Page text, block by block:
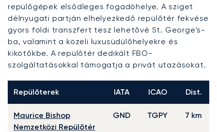
repülőgépek elsődleges fogadóhelye. A sziget
délnyugati partján elhelyezkedő repülőtér fekvése
gyors földi transzfert tesz lehetővé St. George's-
ba, valamint a közeli luxusüdülőhelyekre és
kikötőkbe. A repülőtér dedikált FBO-
szolgáltatásokkal támogatja a privát utazásokat.
Repülőterek IATA ICAO Dist.
Maurice Bishop
Nemzetközi Repülőtér
GND TGPY 7 km